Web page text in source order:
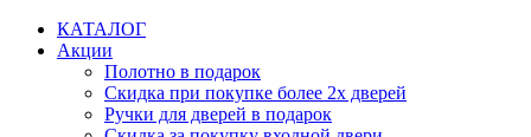
Перейти
содержимому
КАТАЛОГ
Акции
Полотно в подарок
Скидка при покупке более 2х дверей
Ручки для дверей в подарок